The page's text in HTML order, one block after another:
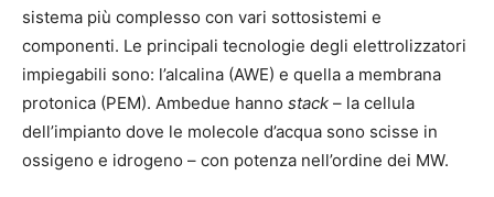
sistema più complesso con vari sottosistemi e
componenti. Le principali tecnologie degli elettrolizzatori
impiegabili sono: l’alcalina (AWE) e quella a membrana
protonica (PEM). Ambedue hanno stack – la cellula
dell’impianto dove le molecole d’acqua sono scisse in
ossigeno e idrogeno – con potenza nell’ordine dei MW.